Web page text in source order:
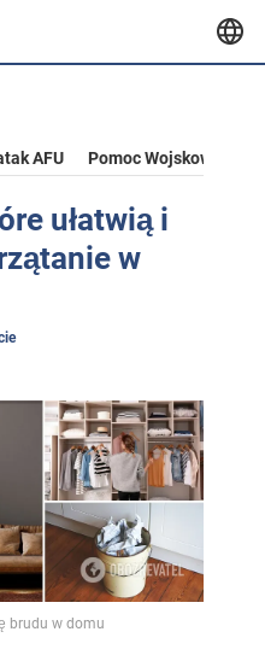
AFU Pomoc Wojskowa Dla
ułatwią i
w
brudu w domu